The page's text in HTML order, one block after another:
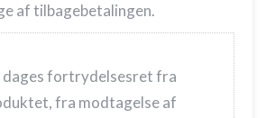
af tilbagebetalingen.
dages fortrydelsesret fra
fra modtagelse af